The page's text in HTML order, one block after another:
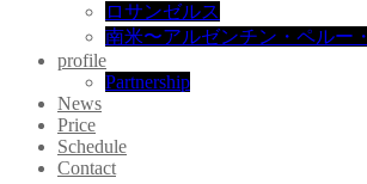
ロサンゼルス
南米〜アルゼンチン・ペルー
profile
Partnership
News
Price
Schedule
Contact